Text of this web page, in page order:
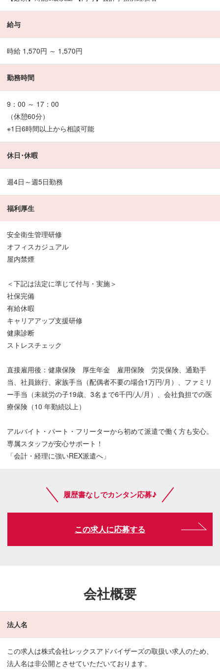
給与
時給 1,570円 ～ 1,570円
勤務時間
9：00 ～ 17：00
（休憩60分）
※1日6時間以上から相談可能
休日･休暇
週4日～週5日勤務
福利厚生
安全衛生管理研修
オフィスカジュアル
屋内禁煙
＜下記は法定に準じて付与・実施＞
社保完備
有給休暇
キャリアアップ支援研修
健康診断
ストレスチェック
直接雇用後：健康保険 厚生年金 雇用保険 労災保険、通勤手
当、社員旅行、家族手当（配偶者不要の場合1万円/月）、ファミリ
ー手当（未就労の子19歳、3名まで6千円/人/月）、会社負担での医
療保険（10 年勤続以上）
アルバイト・パート・フリーターから初めて派遣で働く方も安心。
専属スタッフが安心サポート！
「会計・経理に強いREX派遣へ」
履歴書なしでカンタン応募♪
この求人に応募する
会社概要
法人名
この求人は株式会社レックスアドバイザーズの取扱い求人のため、
法人名は非公開とさせていただいております。